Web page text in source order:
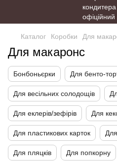
Каталог Коробки Для
Для макаронс
Бонбоньєрки Для бенто-
Для весільних солодощів
Для еклерів/зефірів Для
Для пластикових карток
Для пляцків Для попкорну